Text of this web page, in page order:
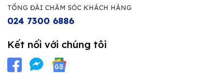
TỔNG ĐÀI CHĂM SÓC KHÁCH HÀNG
024 7300 6886
Kết nối với chúng tôi